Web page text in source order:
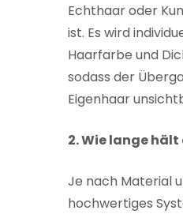
Echthaar oder
ist. Es wird
Haarfarbe und
sodass der
Eigenhaar
2. Wie lange
Je nach Material
hochwertiges